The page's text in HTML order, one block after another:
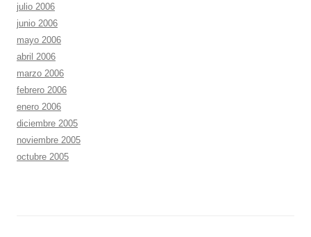
julio 2006
junio 2006
mayo 2006
abril 2006
marzo 2006
febrero 2006
enero 2006
diciembre 2005
noviembre 2005
octubre 2005